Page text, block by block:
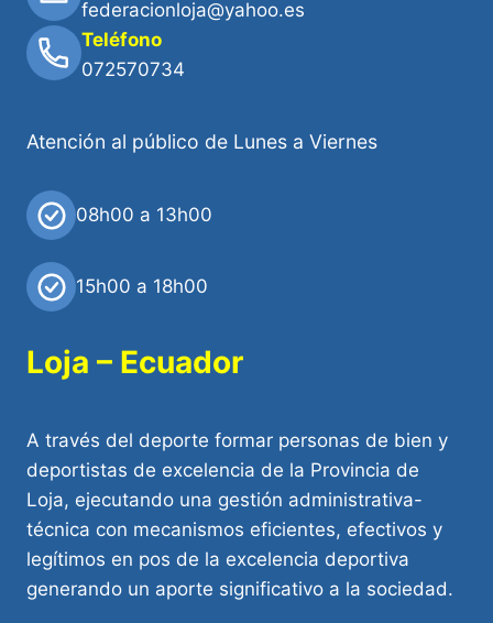
federacionloja@yahoo.es
Teléfono
072570734
Atención al público de Lunes a Viernes
08h00 a 13h00
15h00 a 18h00
Loja – Ecuador
A través del deporte formar personas de bien y
deportistas de excelencia de la Provincia de
Loja, ejecutando una gestión administrativa-
técnica con mecanismos eficientes, efectivos y
legítimos en pos de la excelencia deportiva
generando un aporte significativo a la sociedad.